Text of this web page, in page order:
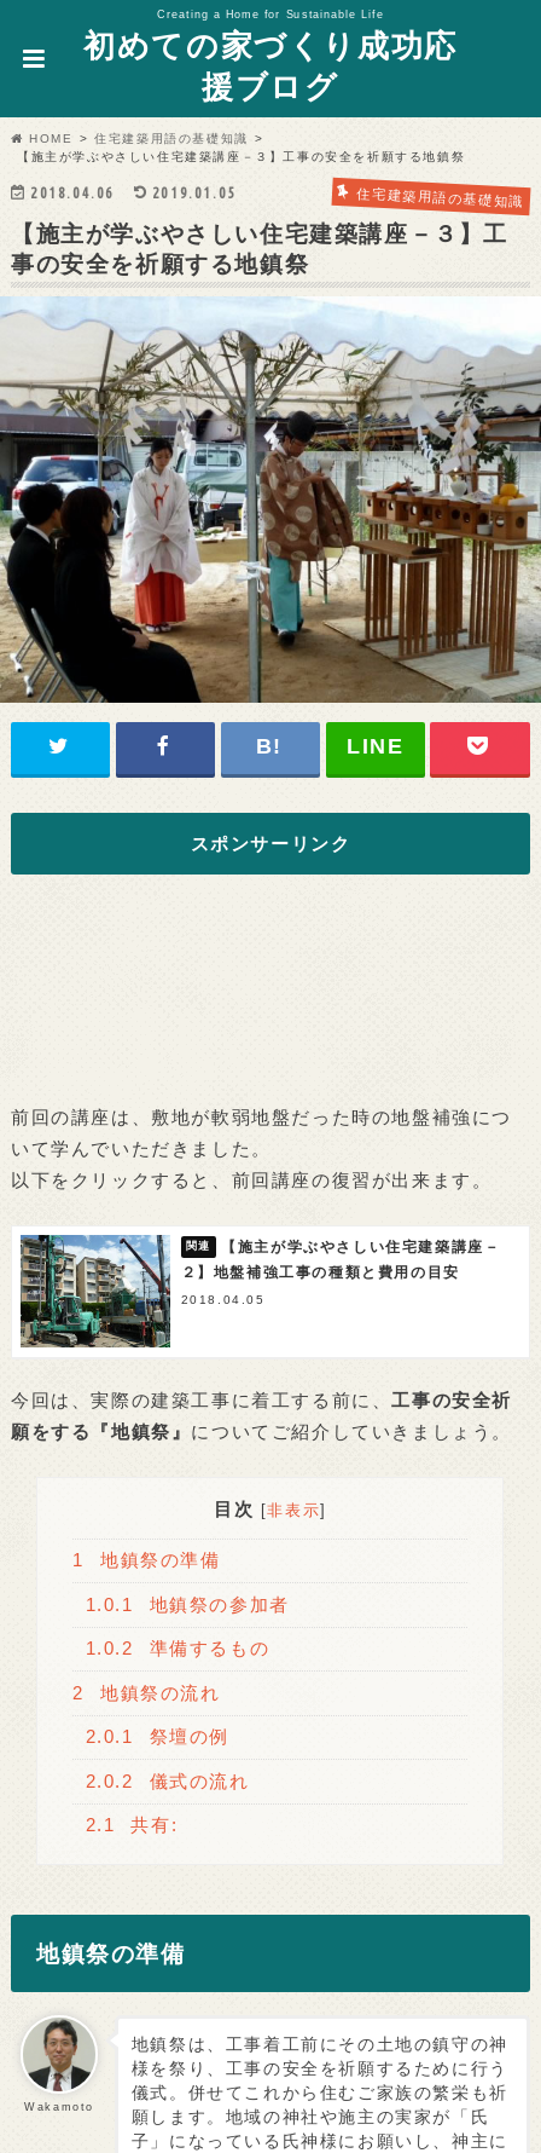
Creating a Home for Sustainable Life
初めての家づくり成功応
援ブログ
HOME
住宅建築用語の基礎知識
【施主が学ぶやさしい住宅建築講座－３】工事の安全を祈願する地鎮祭
2018.04.06 2019.01.05 住宅建築用語の基礎知識
【施主が学ぶやさしい住宅建築講座－３】工
事の安全を祈願する地鎮祭
スポンサーリンク
前回の講座は、敷地が軟弱地盤だった時の地盤補強につ
いて学んでいただきました。
以下をクリックすると、前回講座の復習が出来ます。
【施主が学ぶやさしい住宅建築講座－
２】地盤補強工事の種類と費用の目安
2018.04.05
今回は、実際の建築工事に着工する前に、工事の安全祈
願をする『地鎮祭』 についてご紹介していきましょう。
目次 [非表示]
1 地鎮祭の準備
1.0.1 地鎮祭の参加者
1.0.2 準備するもの
2 地鎮祭の流れ
2.0.1 祭壇の例
2.0.2 儀式の流れ
2.1 共有:
地鎮祭の準備
Wakamoto
地鎮祭は、工事着工前にその土地の鎮守の神
様を祭り、工事の安全を祈願するために行う
儀式。併せてこれから住むご家族の繁栄も祈
願します。地域の神社や施主の実家が「氏
子」になっている氏神様にお願いし、神主に